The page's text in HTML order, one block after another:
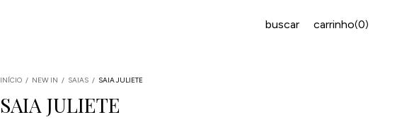
buscar carrinho(0)
INÍCIO / NEW IN / SAIAS / SAIA JULIETE
SAIA JULIETE